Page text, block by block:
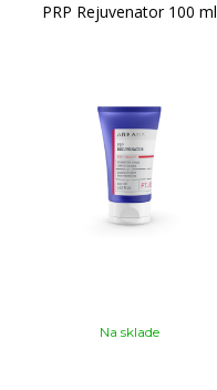
PRP Rejuvenator 100 ml
Na sklade